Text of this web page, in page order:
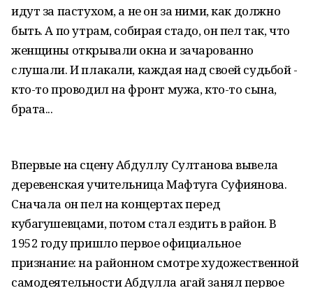
идут за пастухом, а не он за ними, как должно
быть. А по утрам, собирая стадо, он пел так, что
женщины открывали окна и зачарованно
слушали. И плакали, каждая над своей судьбой -
кто-то проводил на фронт мужа, кто-то сына,
брата...
Впервые на сцену Абдуллу Султанова вывела
деревенская учительница Мафтуга Суфиянова.
Сначала он пел на концертах перед
кубагушевцами, потом стал ездить в район. В
1952 году пришло первое официальное
признание: на районном смотре художественной
самодеятельности Абдулла агай занял первое